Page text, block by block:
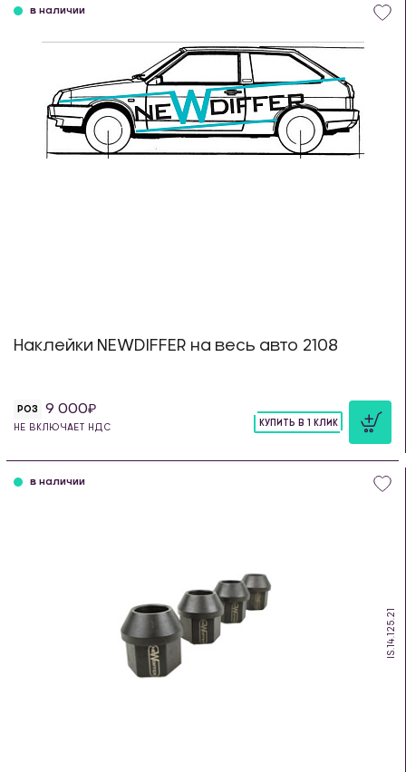
в наличии
Наклейки NEWDIFFER на весь авто 2108
РОЗ 9 000
НЕ ВКЛЮЧАЕТ НДС
КУПИТЬ В 1 КЛИК
IS.14.125.21
в наличии